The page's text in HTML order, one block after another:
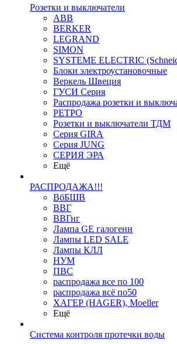
Розетки и выключатели
ABB
BERKER
LEGRAND
SIMON
SYSTEME ELECTRIC
Блоки электроустановочные
Веркель Швеция
ГУСИ Серия
Распродажа розетки и
РЕТРО
Розетки и выключатели ТДМ
Серия GIRA
Серия JUNG
СЕРИЯ ЭРА
Ещё
РАСПРОДАЖА!!!
ВбБШВ
ВВГ
ВВГнг
Лампа GE галогенн
Лампы LED SALE
Лампы КЛЛ
НУМ
ПВС
распродажа все по 100
распродажа всё по50
ХАГЕР (HAGER), Moeller
Ещё
Система контроля протечки воды